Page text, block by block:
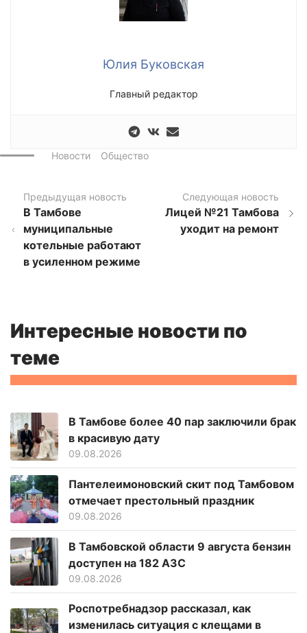
Юлия Буковская
Главный редактор
Новости Общество
Предыдущая новость
В Тамбове
муниципальные
котельные работают
в усиленном режиме
Следующая новость
Лицей №21 Тамбова
уходит на ремонт
Интересные новости по
теме
В Тамбове более 40 пар заключили брак
в красивую дату
09.08.2026
Пантелеимоновский скит под Тамбовом
отмечает престольный праздник
09.08.2026
В Тамбовской области 9 августа бензин
доступен на 182 АЗС
09.08.2026
Роспотребнадзор рассказал, как
изменилась ситуация с клещами в